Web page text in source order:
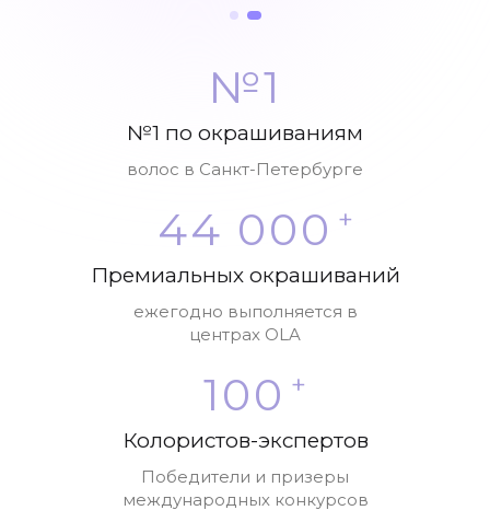
Мы в соц сетях
№1
№1 по окрашиваниям
волос в Санкт-Петербурге
44 000 +
Премиальных окрашиваний
ежегодно выполняется в
центрах OLA
100 +
Колористов-экспертов
Победители и призеры
международных конкурсов